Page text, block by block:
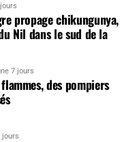
propage chikungunya,
Nil dans le sud de la
7 jours
des pompiers
jours